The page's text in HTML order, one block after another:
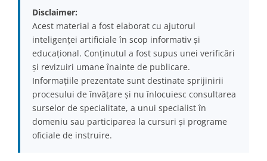
Disclaimer:
Acest material a fost elaborat cu ajutorul
inteligenței artificiale în scop informativ și
educațional. Conținutul a fost supus unei verificări
și revizuiri umane înainte de publicare.
Informațiile prezentate sunt destinate sprijinirii
procesului de învățare și nu înlocuiesc consultarea
surselor de specialitate, a unui specialist în
domeniu sau participarea la cursuri și programe
oficiale de instruire.